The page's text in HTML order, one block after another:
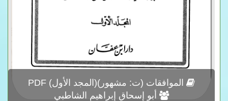
الموافقات (ت: مشهور)(المجد الأول) PDF
أبو إسحاق إبراهيم الشاطبي